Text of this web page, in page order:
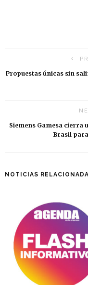
Propuestas únicas sin
Siemens Gamesa cierra
Brasil
NOTICIAS